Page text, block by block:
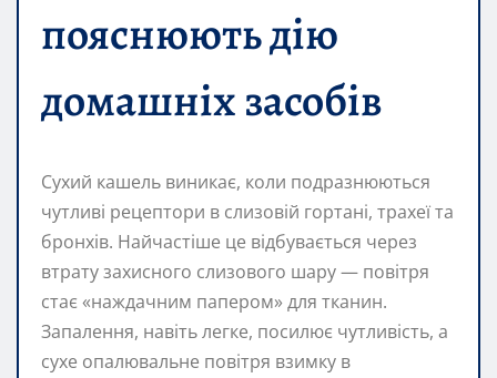
пояснюють дію
домашніх засобів
Сухий кашель виникає, коли подразнюються
чутливі рецептори в слизовій гортані, трахеї та
бронхів. Найчастіше це відбувається через
втрату захисного слизового шару — повітря
стає «наждачним папером» для тканин.
Запалення, навіть легке, посилює чутливість, а
сухе опалювальне повітря взимку в